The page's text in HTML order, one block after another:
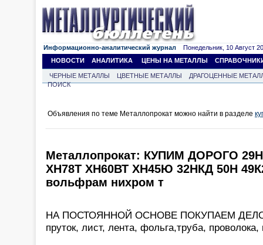
Информационно-аналитический журнал Понедельник, 10 Август
НОВОСТИ
АНАЛИТИКА ЦЕНЫ НА МЕТАЛЛЫ
ЧЕРНЫЕ МЕТАЛЛЫ ЦВЕТНЫЕ МЕТАЛЛЫ
ДРАГОЦЕННЫЕ
ПОИСК
Объявления по теме Металлопрокат можно найти в разделе
Металлопрокат: КУПИМ ДОРОГО
ХН78Т ХН60ВТ ХН45Ю 32НКД 50Н
вольфрам нихром т
НА ПОСТОЯННОЙ ОСНОВЕ ПОКУПАЕМ
пруток, лист, лента, фольга,труба,